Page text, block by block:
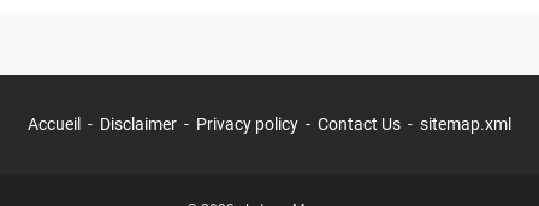
Accueil Disclaimer Privacy policy Contact Us sitemap.xml